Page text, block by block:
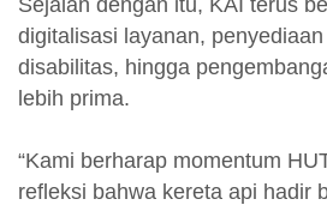
digitalisasi layanan,
disabilitas, hingga
lebih prima.
“Kami berharap momentum
refleksi bahwa kereta api hadir